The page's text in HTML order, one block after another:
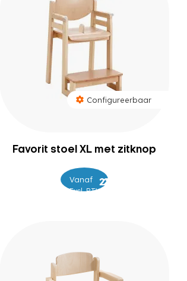
Configureerbaar
Favorit stoel XL met zitknop
Vanaf 285
– 289
Excl. BTW